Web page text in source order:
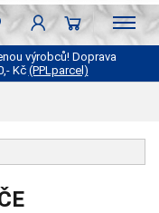
výrobců! Doprava
Kč(PPLparcel)